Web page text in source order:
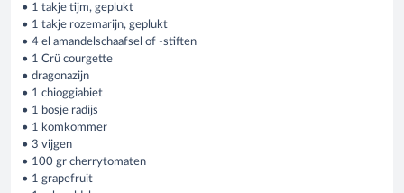
• 1 takje tijm, geplukt
• 1 takje rozemarijn, geplukt
• 4 el amandelschaafsel of -stiften
• 1 Crü courgette
• dragonazijn
• 1 chioggiabiet
• 1 bosje radijs
• 1 komkommer
• 3 vijgen
• 100 gr cherrytomaten
• 1 grapefruit